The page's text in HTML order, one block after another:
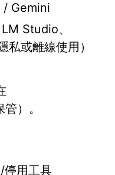
Gemini
Studio、
或離線使用）
）。
用工具